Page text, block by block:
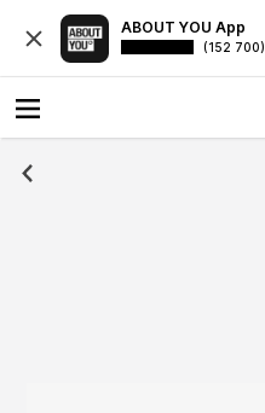
ABOUT YOU App
(152 700)